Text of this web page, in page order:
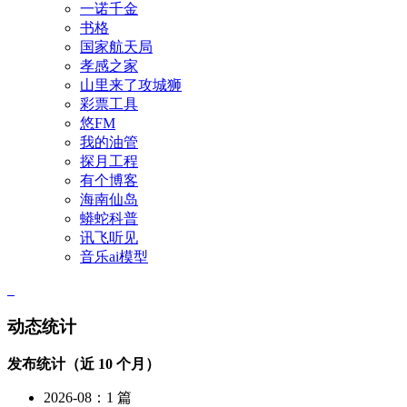
一诺千金
书格
国家航天局
孝感之家
山里来了攻城狮
彩票工具
悠FM
我的油管
探月工程
有个博客
海南仙岛
蟒蛇科普
讯飞听见
音乐ai模型
动态统计
发布统计（近 10 个月）
2026-08：1 篇